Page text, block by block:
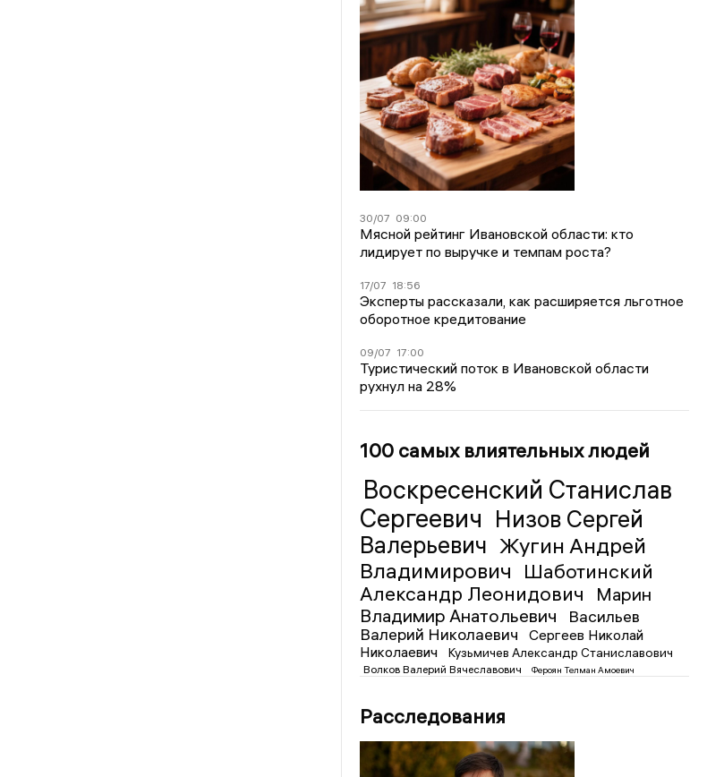
30/07 09:00
Мясной рейтинг Ивановской области: кто
лидирует по выручке и темпам роста?
17/07 18:56
Эксперты рассказали, как расширяется льготное
оборотное кредитование
09/07 17:00
Туристический поток в Ивановской области
рухнул на 28%
100 самых влиятельных людей
Воскресенский Станислав
Сергеевич Низов Сергей
Валерьевич Жугин Андрей
Владимирович
Шаботинский
Александр Леонидович
Марин
Владимир Анатольевич
Васильев
Валерий Николаевич
Сергеев Николай
Николаевич
Кузьмичев Александр Станиславович
Волков Валерий Вячеславович Фероян Телман Амоевич
Расследования